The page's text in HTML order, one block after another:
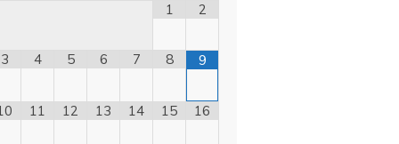
1
2
3 4 5 6 7 8 9
11 12 13 14 15 16